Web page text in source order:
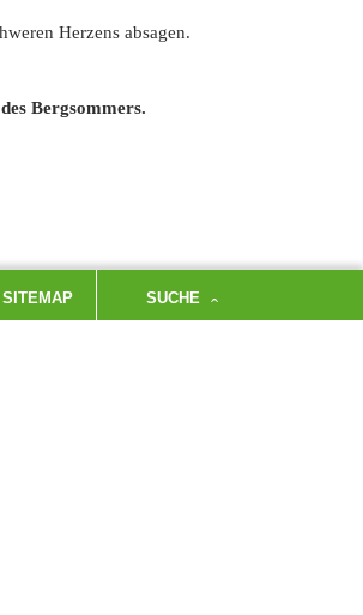
Herzens absagen.
Bergsommers.
SITEMAP SUCHE